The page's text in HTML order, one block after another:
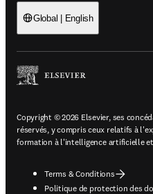
Global | English
Copyright © 2026 Elsevier, ses
réservés, y compris ceux relatifs à
formation à l'intelligence artificielle
Terms & Conditions
Politique de protection des